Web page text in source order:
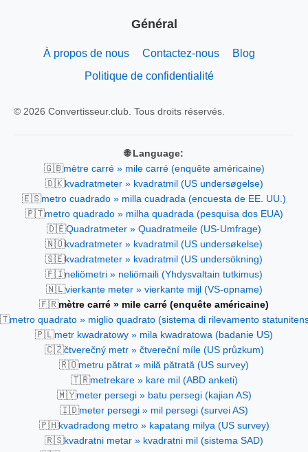
Général
À propos de nous Contactez-nous
Blog
Politique de confidentialité
© 2026 Convertisseur.club. Tous droits réservés.
🌐 Language:
🇬🇧mètre carré » mile carré (enquête américaine)
🇩🇰kvadratmeter » kvadratmil (US undersøgelse)
🇪🇸metro cuadrado » milla cuadrada (encuesta de EE. UU.)
🇵🇹metro quadrado » milha quadrada (pesquisa dos EUA)
🇩🇪Quadratmeter » Quadratmeile (US-Umfrage)
🇳🇴kvadratmeter » kvadratmil (US undersøkelse)
🇸🇪kvadratmeter » kvadratmil (US undersökning)
🇫🇮neliömetri » neliömaili (Yhdysvaltain tutkimus)
🇳🇱vierkante meter » vierkante mijl (VS-opname)
🇫🇷mètre carré » mile carré (enquête américaine)
metro quadrato » miglio quadrato (sistema di rilevamento
🇵🇱metr kwadratowy » mila kwadratowa (badanie US)
🇨🇿čtverečný metr » čtvereční míle (US průzkum)
🇷🇴metru pătrat » milă pătrată (US survey)
🇹🇷metrekare » kare mil (ABD anketi)
🇲🇾meter persegi » batu persegi (kajian AS)
🇮🇩meter persegi » mil persegi (survei AS)
🇵🇭kvadradong metro » kapatang milya (US survey)
🇷🇸kvadratni metar » kvadratni mil (sistema SAD)